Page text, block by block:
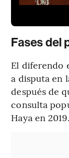
Fases del
El diferendo
a disputa en
después de
consulta
Haya en 2019.